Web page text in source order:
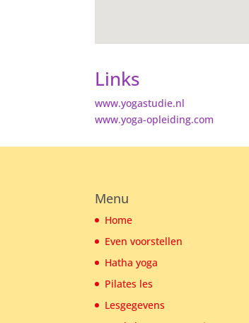
Links
www.yogastudie.nl
www.yoga-opleiding.com
Menu
Home
Even voorstellen
Hatha yoga
Pilates les
Lesgegevens